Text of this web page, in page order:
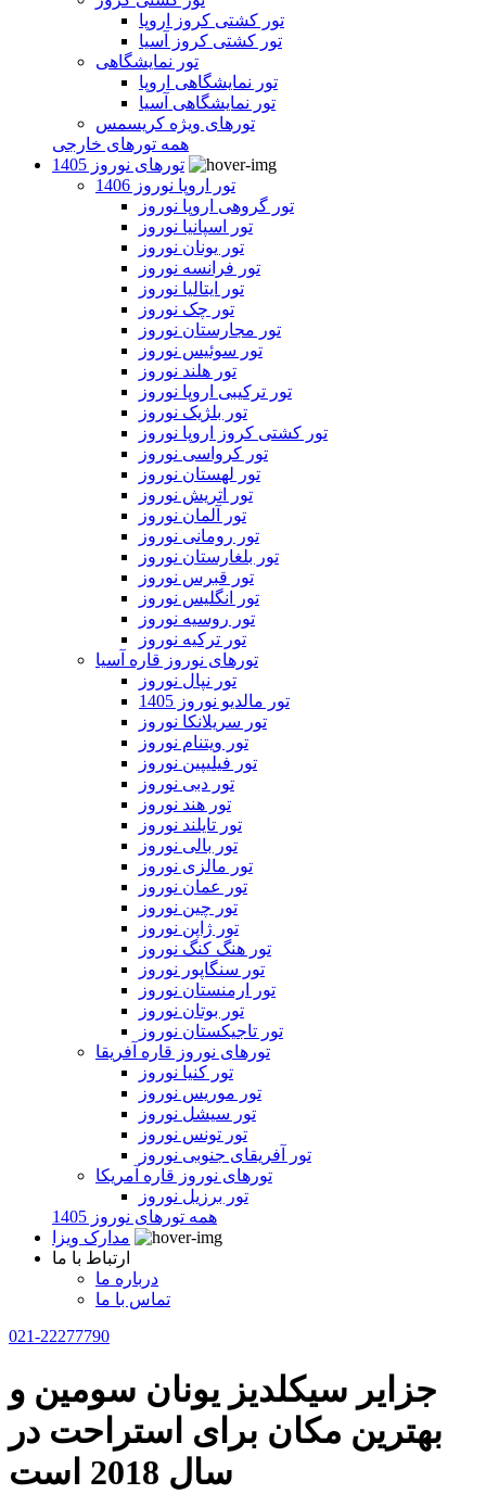
تور کشتی کروز اروپا
تور کشتی کروز آسیا
تور نمایشگاهی
تور نمایشگاهی اروپا
تور نمایشگاهی آسیا
تورهای ویژه کریسمس
همه تورهای خارجی
تورهای نوروز 1405
تور اروپا نوروز 1406
تور گروهی اروپا نوروز
تور اسپانیا نوروز
تور یونان نوروز
تور فرانسه نوروز
تور ایتالیا نوروز
تور چک نوروز
تور مجارستان نوروز
تور سوئیس نوروز
تور هلند نوروز
تور ترکیبی اروپا نوروز
تور بلژیک نوروز
تور کشتی کروز اروپا نوروز
تور کرواسی نوروز
تور لهستان نوروز
تور اتریش نوروز
تور آلمان نوروز
تور رومانی نوروز
تور بلغارستان نوروز
تور قبرس نوروز
تور انگلیس نوروز
تور روسیه نوروز
تور ترکیه نوروز
تورهای نوروز قاره آسیا
تور نپال نوروز
تور مالدیو نوروز 1405
تور سریلانکا نوروز
تور ویتنام نوروز
تور فیلیپین نوروز
تور دبی نوروز
تور هند نوروز
تور تایلند نوروز
تور بالی نوروز
تور مالزی نوروز
تور عمان نوروز
تور چین نوروز
تور ژاپن نوروز
تور هنگ کنگ نوروز
تور سنگاپور نوروز
تور ارمنستان نوروز
تور بوتان نوروز
تور تاجیکستان نوروز
تورهای نوروز قاره آفریقا
تور کنیا نوروز
تور موریس نوروز
تور سیشل نوروز
تور تونس نوروز
تور آفریقای جنوبی نوروز
تورهای نوروز قاره آمریکا
تور برزیل نوروز
همه تورهای نوروز 1405
مدارک ویزا
ارتباط با ما
درباره ما
تماس با ما
021-22277790
جزایر سیکلدیز یونان سومین و
بهترین مکان برای استراحت در
سال 2018 است